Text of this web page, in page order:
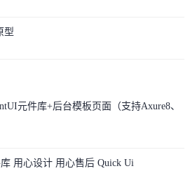
型
元件库+后台模板页面（支持Axure8、
用心设计 用心售后 Quick Ui